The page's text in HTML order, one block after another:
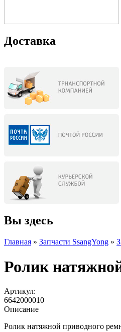
Доставка
Вы здесь
Главная » Запчасти SsangYong »
Ролик
Артикул:
6642000010
Описание
Ролик натяжной приводного